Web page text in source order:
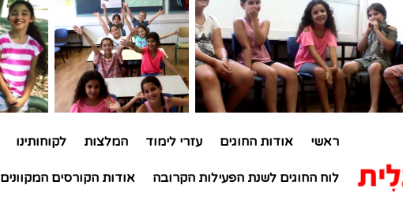
ראשי אודות החוגים עזרי לימוד המלצות לקוחותינו
לוח החוגים לשנת הפעילות הקרובה אודות הקורסים המקוונים